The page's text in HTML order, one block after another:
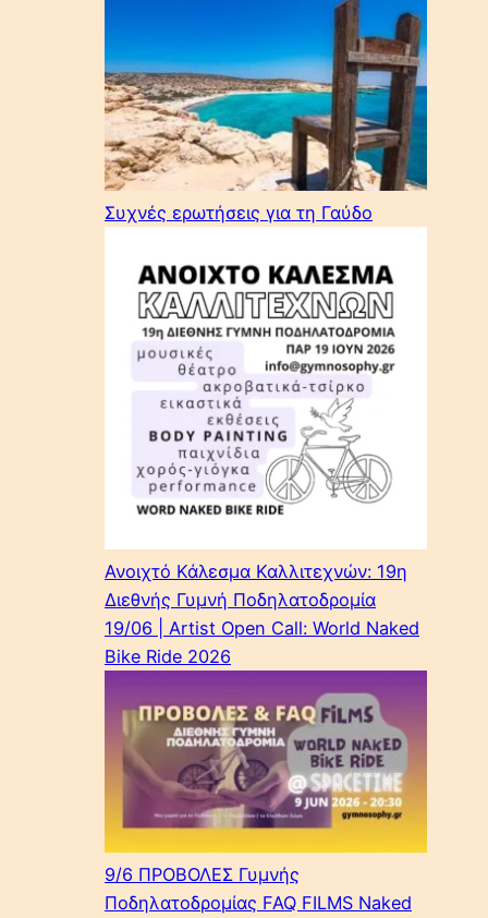
Συχνές ερωτήσεις για τη Γαύδο
Ανοιχτό Κάλεσμα Καλλιτεχνών: 19η
Διεθνής Γυμνή Ποδηλατοδρομία
19/06 | Artist Open Call: World Naked
Bike Ride 2026
9/6 ΠΡΟΒΟΛΕΣ Γυμνής
Ποδηλατοδρομίας FAQ FILMS Naked